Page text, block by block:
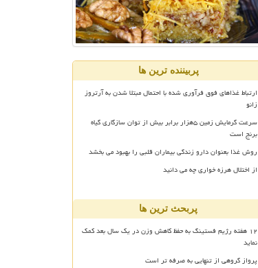
پربیننده ترین ها
ارتباط غذاهای فوق فرآوری شده با احتمال مبتلا شدن به آرتروز
زانو
سرعت گرمایش زمین ۵هزار برابر بیش از توان سازگاری گیاه
برنج است
روش غذا بعنوان دارو زندگی بیماران قلبی را بهبود می بخشد
از اختلال هرزه خواری چه می دانید
پربحث ترین ها
۱۲ هفته رژیم فستینگ به حفظ کاهش وزن در یک سال بعد کمک
نماید
پرواز گروهی از تنهایی به صرفه تر است